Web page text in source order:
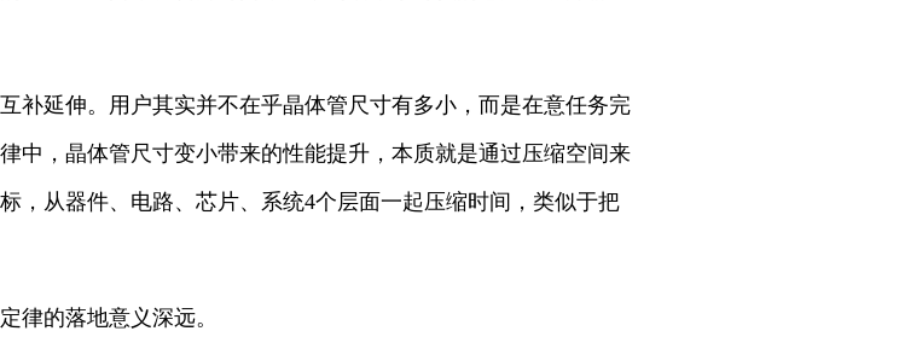
补延伸。用户其实并不在乎晶体管尺寸有多小，而是在意任务完
中，晶体管尺寸变小带来的性能提升，本质就是通过压缩空间来
，从器件、电路、芯片、系统4个层面一起压缩时间，类似于把
律的落地意义深远。